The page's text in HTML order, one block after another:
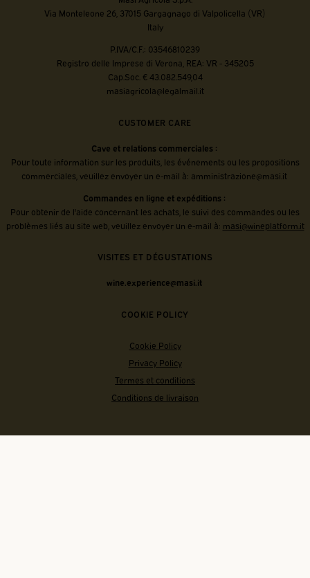
Via Monteleone 26, 37015 Gargagnago di Valpolicella (VR)
Italy
P.IVA/C.F.: 03546810239
Registro delle Imprese di Verona, REA: VR - 345205
Cap.Soc. € 43.082.549,04
masiagricola@legalmail.it
CUSTOMER CARE
Cave et relations commerciales :
Pour toute information sur les produits, les événements ou les propositions
commerciales, veuillez envoyer un e-mail à: amministrazione@masi.it
Commandes en ligne et expéditions :
Pour obtenir de l'aide concernant les achats, le suivi des commandes ou les
problèmes liés au site web, veuillez envoyer un e-mail à: masi@wineplatform.it
VISITES ET DÉGUSTATIONS
wine.experience@masi.it
COOKIE POLICY
Cookie Policy
Privacy Policy
Termes et conditions
Conditions de livraison